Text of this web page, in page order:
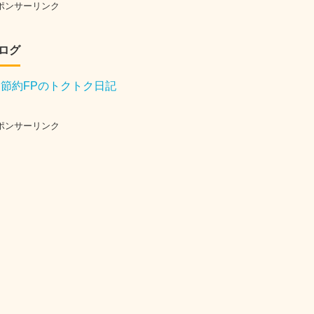
ンサーリンク
グ
節約FPのトクトク日記
ンサーリンク